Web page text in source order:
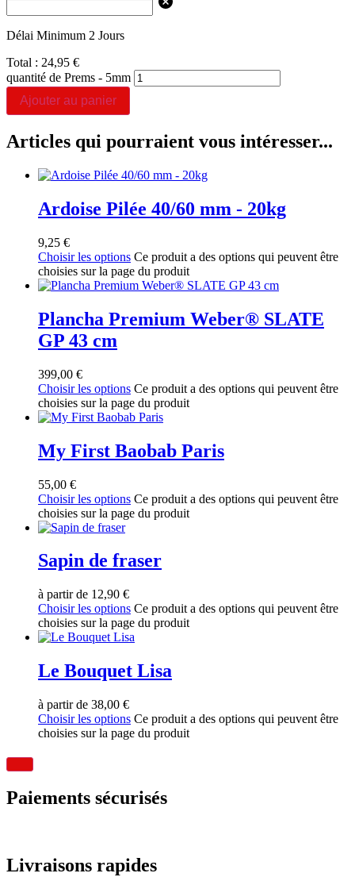
Délai Minimum 2 Jours
Total : 24,95 €
quantité de Prems - 5mm
Ajouter au panier
Articles qui pourraient vous intéresser...
Ardoise Pilée 40/60 mm - 20kg
9,25 €
Choisir les options Ce produit a des options qui peuvent être
choisies sur la page du produit
Plancha Premium Weber® SLATE
GP 43 cm
399,00 €
Choisir les options Ce produit a des options qui peuvent être
choisies sur la page du produit
My First Baobab Paris
55,00 €
Choisir les options Ce produit a des options qui peuvent être
choisies sur la page du produit
Sapin de fraser
à partir de 12,90 €
Choisir les options Ce produit a des options qui peuvent être
choisies sur la page du produit
Le Bouquet Lisa
à partir de 38,00 €
Choisir les options Ce produit a des options qui peuvent être
choisies sur la page du produit
Paiements sécurisés
Livraisons rapides